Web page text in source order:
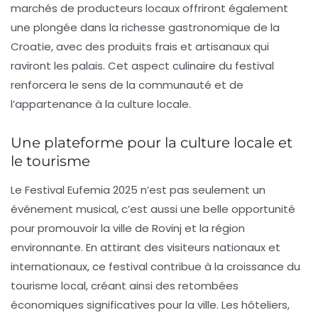
marchés de producteurs locaux offriront également
une plongée dans la richesse gastronomique de la
Croatie, avec des produits frais et artisanaux qui
raviront les palais. Cet aspect culinaire du festival
renforcera le sens de la communauté et de
l’appartenance à la culture locale.
Une plateforme pour la culture locale et
le tourisme
Le Festival Eufemia 2025 n’est pas seulement un
événement musical, c’est aussi une belle opportunité
pour promouvoir la ville de Rovinj et la région
environnante. En attirant des visiteurs nationaux et
internationaux, ce festival contribue à la croissance du
tourisme local, créant ainsi des retombées
économiques significatives pour la ville. Les hôteliers,